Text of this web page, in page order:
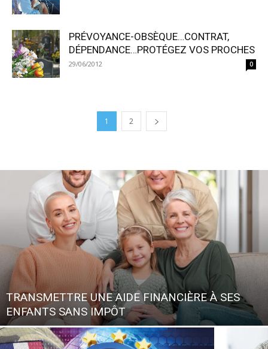
PRÉVOYANCE-OBSÈQUE…CONTRAT,
DÉPENDANCE…PROTÉGEZ VOS PROCHES
29/06/2012 0
1 2
TRANSMETTRE UNE AIDE FINANCIÈRE À SES
ENFANTS SANS IMPÔT